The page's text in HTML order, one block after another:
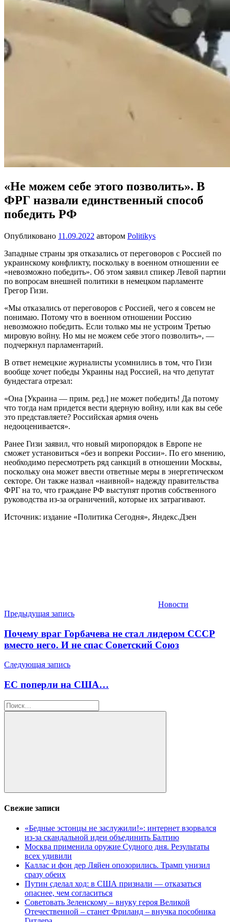
«Не можем себе этого позволить». В
ФРГ назвали единственный способ
победить РФ
Опубликовано 11.09.2022 автором Politikys
Западные страны зря отказались от переговоров с Россией по
украинскому конфликту, поскольку в военном отношении ее
«невозможно победить». Об этом заявил спикер Левой партии
по вопросам внешней политики в немецком парламенте
Грегор Гизи.
«Мы отказались от переговоров с Россией, чего я совсем не
понимаю. Потому что в военном отношении Россию
невозможно победить. Если только мы не устроим Третью
мировую войну. Но мы не можем себе этого позволить», —
подчеркнул парламентарий.
В ответ немецкие журналисты усомнились в том, что Гизи
вообще хочет победы Украины над Россией, на что депутат
бундестага отрезал:
«Она [Украина — прим. ред.] не может победить! Да потому
что тогда нам придется вести ядерную войну, или как вы себе
это представляете? Российская армия очень
недооценивается».
Ранее Гизи заявил, что новый миропорядок в Европе не
сможет установиться «без и вопреки России». По его мнению,
необходимо пересмотреть ряд санкций в отношении Москвы,
поскольку она может ввести ответные меры в энергетическом
секторе. Он также назвал «наивной» надежду правительства
ФРГ на то, что граждане РФ выступят против собственного
руководства из-за ограничений, которые их затрагивают.
Источник: издание «Политика Сегодня», Яндекс.Дзен
Новости
Навигация
по
записям
Предыдущая запись
Почему враг Горбачева не стал лидером СССР
вместо него. И не спас Советский Союз
Следующая запись
ЕС поперли на США…
Найти:
Поиск
Свежие записи
«Бедные эстонцы не заслужили!»: интернет взорвался
из-за скандальной идеи объединить Балтию
Москва применила оружие Судного дня. Результаты
всех удивили
Каллас и фон дер Ляйен опозорились. Трамп унизил
сразу обеих
Путин сделал ход: в США признали — отказаться
опаснее, чем согласиться
Советовать Зеленскому – внуку героя Великой
Отечественной – станет Фриланд – внучка пособника